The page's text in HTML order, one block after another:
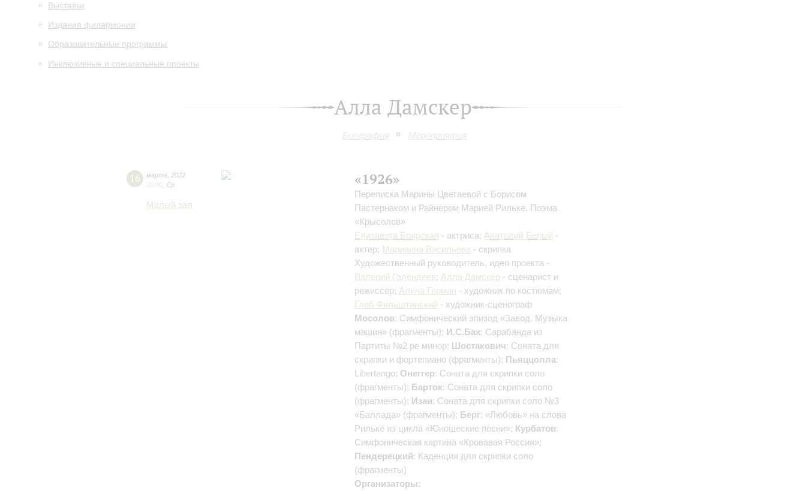
Выставки
Издания филармонии
Образовательные программы
Инклюзивные и специальные проекты
Алла Дамскер
Биография Мероприятия
16 марта
2022
20:00 Ср
Малый зал
«1926»
Переписка Марины Цветаевой с Борисом
Пастернаком и Райнером Марией Рильке. Поэма
«Крысолов»
Елизавета Боярская - актриса; Анатолий Белый -
актер; Марианна Васильева - скрипка
Художественный руководитель, идея проекта -
Валерий Галендеев; Алла Дамскер - сценарист и
режиссер; Алина Герман - художник по костюмам;
Глеб Фильштинский - художник-сценограф
Мосолов: Симфонический эпизод «Завод. Музыка
машин» (фрагменты); И.С.Бах: Сарабанда из
Партиты №2 ре минор; Шостакович: Соната для
скрипки и фортепиано (фрагменты); Пьяццолла:
Libertango; Онеггер: Соната для скрипки соло
(фрагменты); Барток: Соната для скрипки соло
(фрагменты); Изаи: Соната для скрипки соло №3
«Баллада» (фрагменты); Берг: «Любовь» на слова
Рильке из цикла «Юношеские песни»; Курбатов:
Симфоническая картина «Кровавая Россия»;
Пендерецкий: Каденция для скрипки соло
(фрагменты)
Организаторы: